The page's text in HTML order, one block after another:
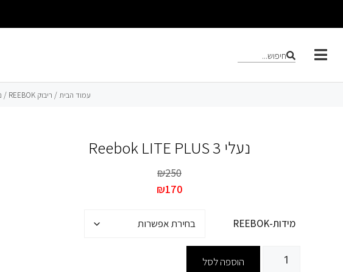
חיפוש...
עמוד הבית / ריבוק REEBOK /
נעלי Reebok LITE PLUS 3
₪250
₪170
מידות-REEBOK
הוספה לסל